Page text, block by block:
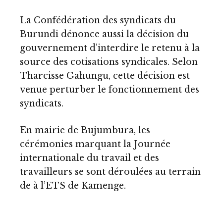
La Confédération des syndicats du
Burundi dénonce aussi la décision du
gouvernement d’interdire le retenu à la
source des cotisations syndicales. Selon
Tharcisse Gahungu, cette décision est
venue perturber le fonctionnement des
syndicats.
En mairie de Bujumbura, les
cérémonies marquant la Journée
internationale du travail et des
travailleurs se sont déroulées au terrain
de à l’ETS de Kamenge.